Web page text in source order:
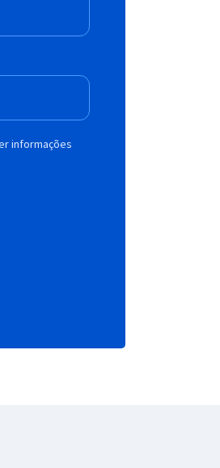
informações